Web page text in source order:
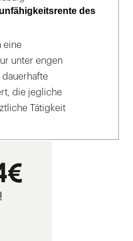
des
eine
unter engen
dauerhafte
die jegliche
Tätigkeit